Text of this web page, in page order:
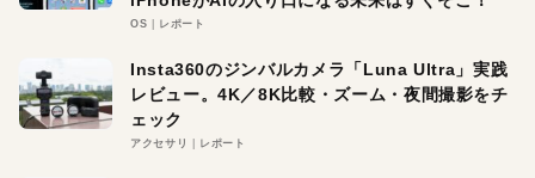
OS レポート
Insta360のジンバルカメラ「Luna Ultra」実践
レビュー。4K／8K比較・ズーム・夜間撮影をチ
ェック
アクセサリ レポート